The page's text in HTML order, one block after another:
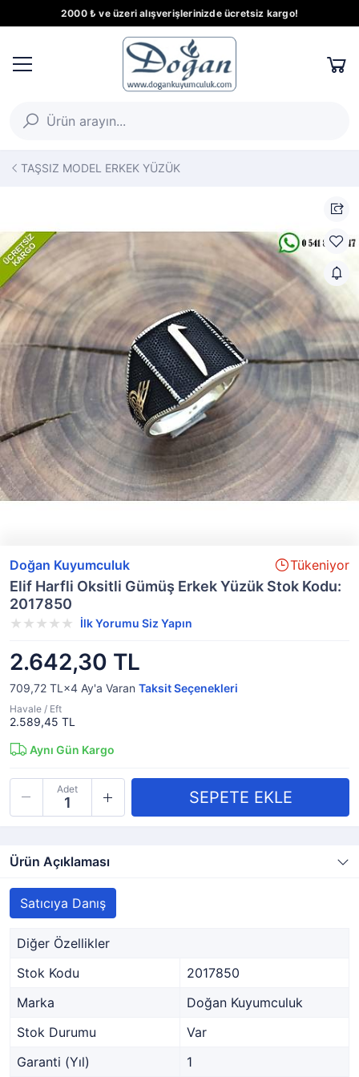
2000 ₺ ve üzeri alışverişlerinizde ücretsiz kargo!
TAŞSIZ MODEL ERKEK YÜZÜK
Doğan Kuyumculuk Tükeniyor
Elif Harfli Oksitli Gümüş Erkek Yüzük Stok Kodu:
2017850
İlk Yorumu Siz Yapın
2.642,30 TL
709,72 TL×4 Ay'a Varan Taksit Seçenekleri
Havale / Eft
2.589,45 TL
Aynı Gün Kargo
Adet
Ürün Açıklaması
Satıcıya Danış
Diğer Özellikler
Stok Kodu
2017850
Marka
Doğan Kuyumculuk
Stok Durumu
Var
Garanti (Yıl)
1